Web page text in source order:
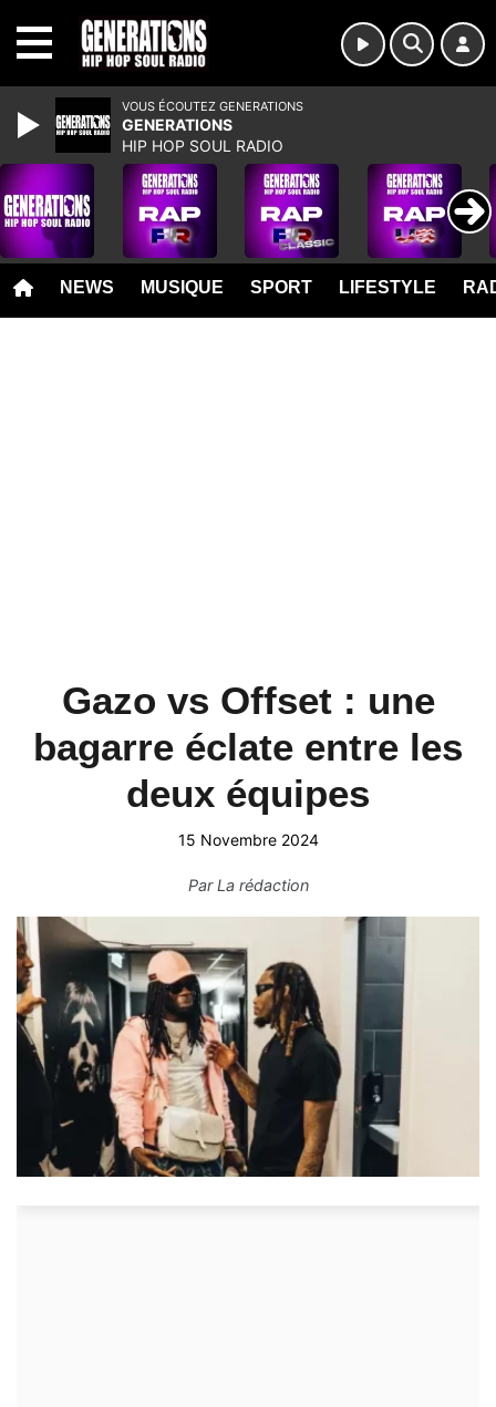
NEWS MUSIQUE SPORT LIFESTYLE
Gazo vs Offset : une
bagarre éclate entre les
deux équipes
15 Novembre 2024
ParLa rédaction
VOUS ÉCOUTEZ GENERATIONS
GENERATIONS
HIP HOP SOUL RADIO